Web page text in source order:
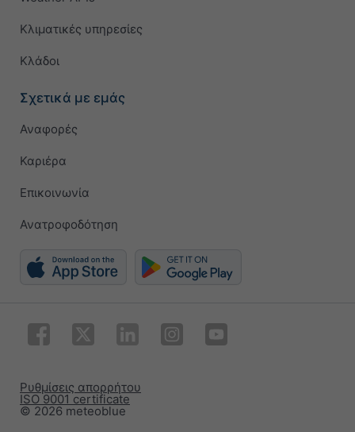
Κλιματικές υπηρεσίες
Κλάδοι
Σχετικά με εμάς
Αναφορές
Καριέρα
Επικοινωνία
Ανατροφοδότηση
© 2026 meteoblue
ISO 9001 certificate
Ρυθμίσεις απορρήτου